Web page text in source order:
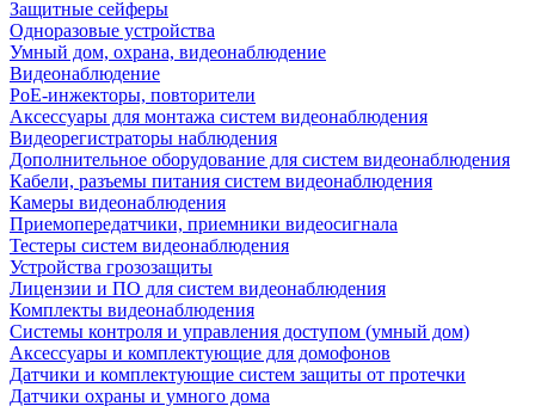
Защитные сейферы
Одноразовые устройства
Умный дом, охрана, видеонаблюдение
Видеонаблюдение
PoE-инжекторы, повторители
Аксессуары для монтажа систем видеонаблюдения
Видеорегистраторы наблюдения
Дополнительное оборудование для систем видеонаблюдения
Кабели, разъемы питания систем видеонаблюдения
Камеры видеонаблюдения
Приемопередатчики, приемники видеосигнала
Тестеры систем видеонаблюдения
Устройства грозозащиты
Лицензии и ПО для систем видеонаблюдения
Комплекты видеонаблюдения
Системы контроля и управления доступом (умный дом)
Аксессуары и комплектующие для домофонов
Датчики и комплектующие систем защиты от протечки
Датчики охраны и умного дома